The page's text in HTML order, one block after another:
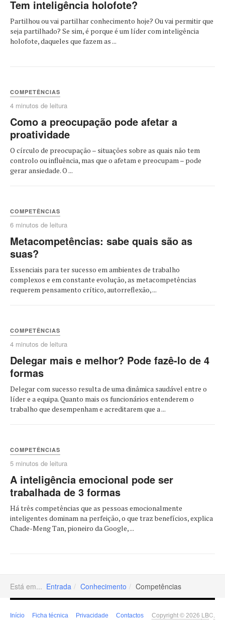
Tem inteligência holofote?
Partilhou ou vai partilhar conhecimento hoje? Ou vai permitir que
seja partilhado? Se sim, é porque é um líder com inteligência
holofote, daqueles que fazem as ...
COMPETÊNCIAS
4 minutos de leitura
Como a preocupação pode afetar a
proatividade
O círculo de preocupação – situações sobre as quais não tem
controlo ou influência, mas que o afetam e preocupam – pode
gerar ansiedade. O ...
COMPETÊNCIAS
6 minutos de leitura
Metacompetências: sabe quais são as
suas?
Essenciais para ter sucesso em ambientes de trabalho
complexos e em constante evolução, as metacompetências
requerem pensamento crítico, autorreflexão, ...
COMPETÊNCIAS
4 minutos de leitura
Delegar mais e melhor? Pode fazê-lo de 4
formas
Delegar com sucesso resulta de uma dinâmica saudável entre o
líder e a equipa. Quanto mais os funcionários entenderem o
trabalho que desempenham e acreditarem que a ...
COMPETÊNCIAS
5 minutos de leitura
A inteligência emocional pode ser
trabalhada de 3 formas
Há três competências que as pessoas emocionalmente
inteligentes dominam na perfeição, o que traz benefícios, explica
Chade-Meng Tan, pioneiro da Google, ...
Está em... Entrada Conhecimento Competências
Início Ficha técnica Privacidade Contactos Copyright © 2026 LBC.